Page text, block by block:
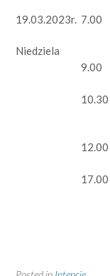
19.03.2023r.
Niedziela
7.00
9.00
10.30
12.00
17.00